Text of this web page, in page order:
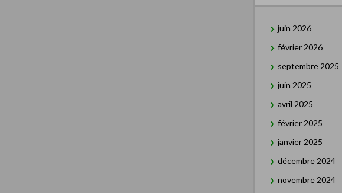
juin 2026
février 2026
septembre 2025
juin 2025
avril 2025
février 2025
janvier 2025
décembre 2024
novembre 2024